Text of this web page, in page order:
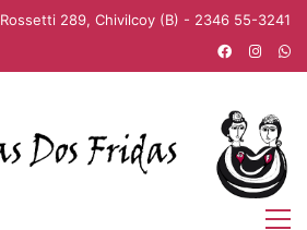
Rossetti 289, Chivilcoy (B) - 2346 55-3241